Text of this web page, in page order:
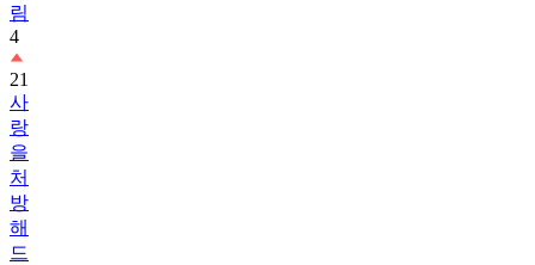
림
4
21
사
랑
을
처
방
해
드